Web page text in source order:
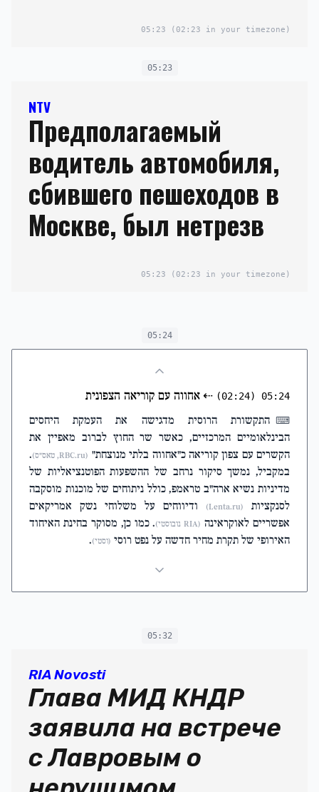
05:23 (02:23 in your timezone)
05:23
NTV
Предполагаемый
водитель автомобиля,
сбившего пешеходов в
Москве, был нетрезв
05:23 (02:23 in your timezone)
05:24
05:24
(02:24)
⇠אחווה עם קוריאה הצפונית
⌨ התקשורת הרוסית מדגישה את העמקת היחסים
הבינלאומיים המרכזיים, כאשר שר החוץ לברוב מאפיין את
הקשרים עם צפון קוריאה כ"אחווה בלתי מנוצחת" (RBC.ru, טאס"ס)
.
במקביל, נמשך סיקור נרחב של ההשפעות הפוטנציאליות של
מדיניות נשיא ארה"ב טראמפ, כולל ניתוחים של מוכנות מוסקבה
לסנקציות
(Lenta.ru)
ודיווחים על משלוחי נשק אמריקאים
אפשריים לאוקראינה (RIA נובוסטי)
. כמו כן, מסוקר בחינת האיחוד
האירופי של תקרת מחיר חדשה על נפט רוסי (וסטי).
05:32
RIA Novosti
Глава МИД КНДР
заявила на встрече
с Лавровым о